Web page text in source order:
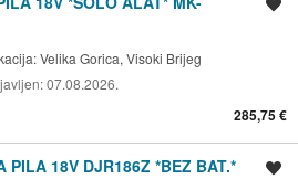
Velika Gorica, Visoki Brijeg
07.08.2026.
285,75 €
PILA 18V DJR186Z *BEZ BAT.*